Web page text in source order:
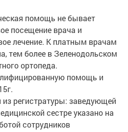
помощь не бывает
посещение врача и
лечение. К платным врачам
тем более в Зеленодольском
ортопеда.
помощь и
регистратуры: заведующей
сестре указано на
сотрудников